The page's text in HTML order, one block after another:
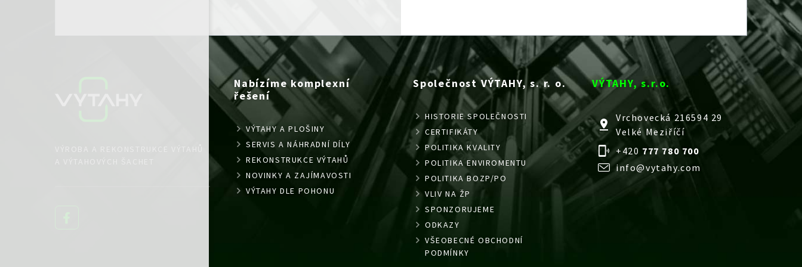
Nabízíme komplexní
řešení
VÝTAHY A PLOŠINY
SERVIS A NÁHRADNÍ DÍLY
REKONSTRUKCE VÝTAHŮ
NOVINKY A ZAJÍMAVOSTI
VÝTAHY DLE POHONU
Společnost VÝTAHY, s. r. o.
HISTORIE SPOLEČNOSTI
CERTIFIKÁTY
POLITIKA KVALITY
POLITIKA ENVIROMENTU
POLITIKA BOZP/PO
VLIV NA ŽP
SPONZORUJEME
ODKAZY
VŠEOBECNÉ OBCHODNÍ
PODMÍNKY
VÝTAHY, s.r.o.
Vrchovecká 216594 29
Velké Meziříčí
+420 777 780 700
info@vytahy.com